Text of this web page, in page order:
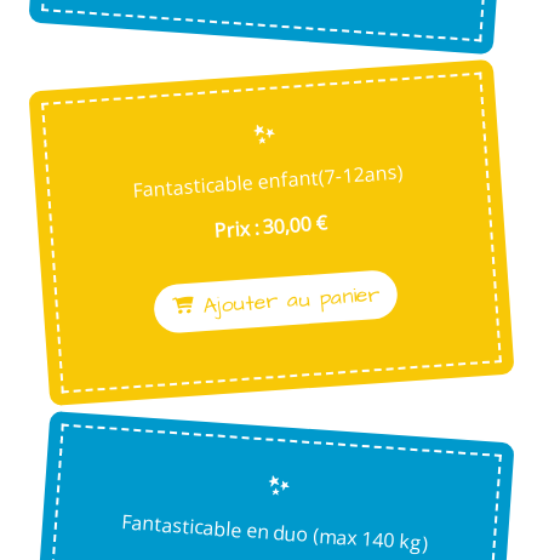
Fantasticable enfant(7-12ans)
Prix : 30,00 €
Ajouter au panier
Fantasticable en duo (max 140 kg)